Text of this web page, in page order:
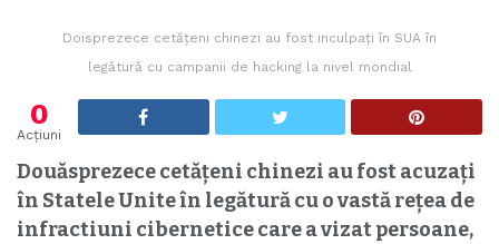
Doisprezece cetățeni chinezi au fost inculpați în SUA în
legătură cu campanii de hacking la nivel mondial
0
Acțiuni
Douăsprezece cetățeni chinezi au fost acuzați
în Statele Unite în legătură cu o vastă rețea de
infractiuni cibernetice care a vizat persoane,